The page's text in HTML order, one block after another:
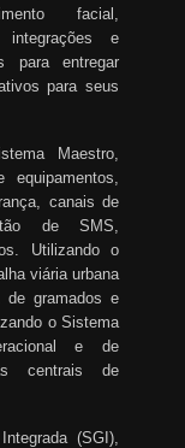
facial,
integrações e
para entregar
para seus
Maestro,
canais de
de SMS,
Utilizando o
viária urbana
de gramados e
o Sistema
e de
centrais de
(SGI),